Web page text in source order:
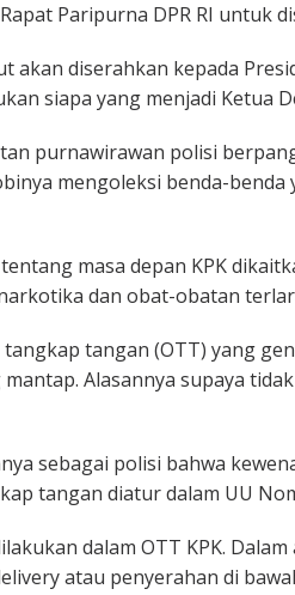
Paripurna DPR RI untuk
akan diserahkan kepada
siapa yang menjadi Ketua
purnawirawan polisi
mengoleksi benda-benda
masa depan KPK
dan obat-obatan
tangan (OTT) yang
Alasannya supaya
sebagai polisi bahwa
tangan diatur dalam UU
dalam OTT KPK.
atau penyerahan di